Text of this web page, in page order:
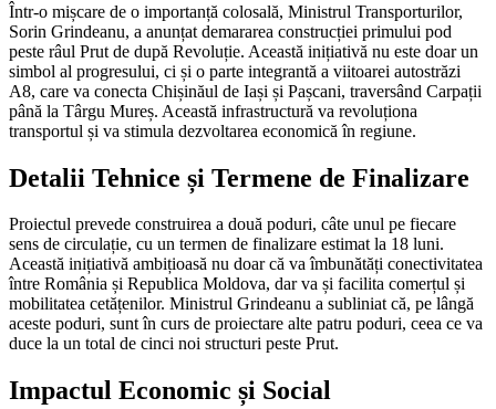
Într-o mișcare de o importanță colosală, Ministrul Transporturilor,
Sorin Grindeanu, a anunțat demararea construcției primului pod
peste râul Prut de după Revoluție. Această inițiativă nu este doar un
simbol al progresului, ci și o parte integrantă a viitoarei autostrăzi
A8, care va conecta Chișinăul de Iași și Pașcani, traversând Carpații
până la Târgu Mureș. Această infrastructură va revoluționa
transportul și va stimula dezvoltarea economică în regiune.
Detalii Tehnice și Termene de Finalizare
Proiectul prevede construirea a două poduri, câte unul pe fiecare
sens de circulație, cu un termen de finalizare estimat la 18 luni.
Această inițiativă ambițioasă nu doar că va îmbunătăți conectivitatea
între România și Republica Moldova, dar va și facilita comerțul și
mobilitatea cetățenilor. Ministrul Grindeanu a subliniat că, pe lângă
aceste poduri, sunt în curs de proiectare alte patru poduri, ceea ce va
duce la un total de cinci noi structuri peste Prut.
Impactul Economic și Social